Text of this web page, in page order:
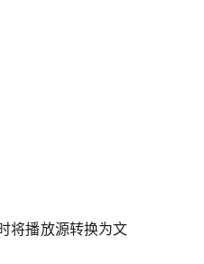
将播放源转换为文